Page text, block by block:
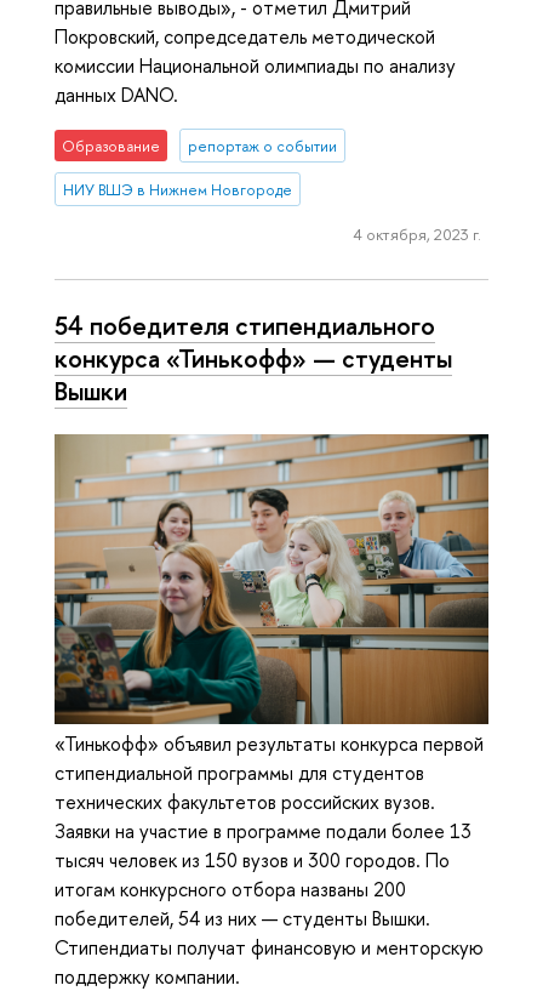
правильные выводы», - отметил Дмитрий
Покровский, сопредседатель методической
комиссии Национальной олимпиады по анализу
данных DANO.
Образование репортаж о событии
НИУ ВШЭ в Нижнем Новгороде
4 октября, 2023 г.
54 победителя стипендиального
конкурса «Тинькофф» — студенты
Вышки
«Тинькофф» объявил результаты конкурса первой
стипендиальной программы для студентов
технических факультетов российских вузов.
Заявки на участие в программе подали более 13
тысяч человек из 150 вузов и 300 городов. По
итогам конкурсного отбора названы 200
победителей, 54 из них — студенты Вышки.
Стипендиаты получат финансовую и менторскую
поддержку компании.